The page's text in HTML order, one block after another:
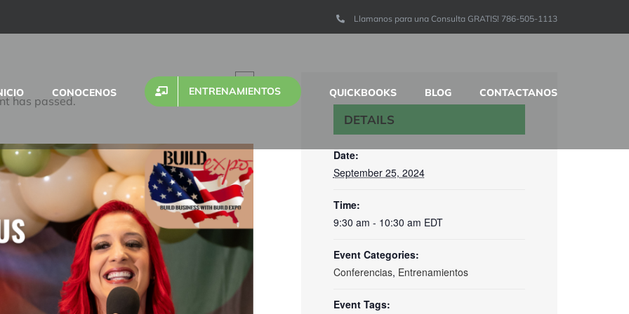
Llamanos para una Consulta GRATIS! 786-505-1113
CONOCENOS ENTRENAMIENTOS QUICKBOOKS BLOG CONTACTANOS
has passed.
DETAILS
Date:
September 25, 2024
Time:
9:30 am - 10:30 am EDT
Event Categories:
Conferencias, Entrenamientos
Event Tags: